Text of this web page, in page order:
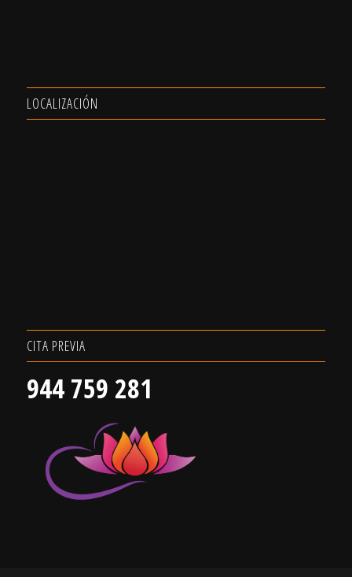
LOCALIZACIÓN
CITA PREVIA
944 759 281